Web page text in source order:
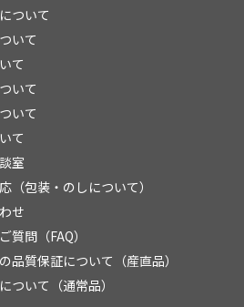
ついて
いて
て
いて
いて
て
室
（包装・のしについて）
せ
質問（FAQ）
品質保証について（産直品）
ついて（通常品）